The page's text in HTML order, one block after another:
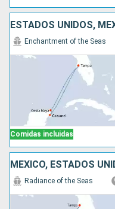
ESTADOS UNIDOS,
Comidas incluidas
Enchantment of the Seas
MÉXICO, ESTADOS
Radiance of the Seas